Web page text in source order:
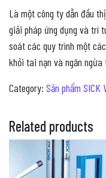
Là một công ty dẫn đầu
giải pháp ứng dụng và trí
soát các quy trình một
khỏi tai nạn và ngăn
Category: Sản phẩm SICK
Related products